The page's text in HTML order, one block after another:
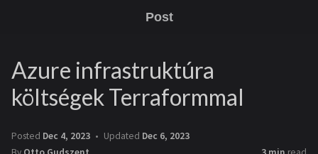
Post
Azure infrastruktúra
költségek Terraformmal
Posted Dec 4, 2023 Updated Dec 6, 2023